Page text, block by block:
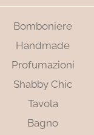
Bomboniere
Handmade
Profumazioni
Shabby Chic
Tavola
Bagno